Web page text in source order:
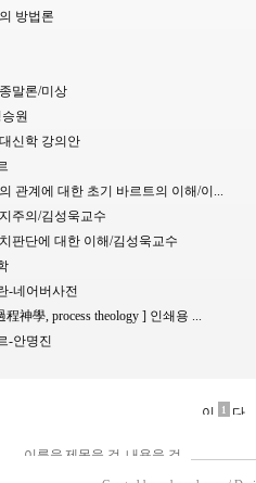
방법론
말론/미상
원
신학 강의안
관계에 대한 초기 바르트의 이해/이...
주의/김성욱교수
판단에 대한 이해/김성욱교수
-네어버사전
神學, process theology ] 인쇄용 ...
-안명진
1